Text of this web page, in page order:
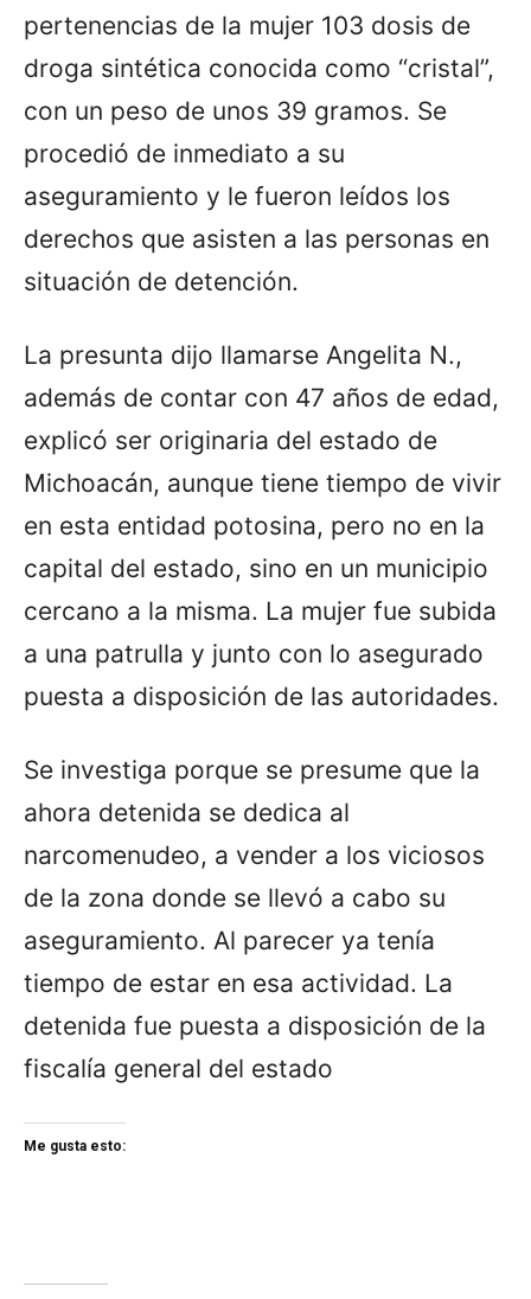
pertenencias de la mujer 103 dosis de
droga sintética conocida como “cristal”,
con un peso de unos 39 gramos. Se
procedió de inmediato a su
aseguramiento y le fueron leídos los
derechos que asisten a las personas en
situación de detención.
La presunta dijo llamarse Angelita N.,
además de contar con 47 años de edad,
explicó ser originaria del estado de
Michoacán, aunque tiene tiempo de vivir
en esta entidad potosina, pero no en la
capital del estado, sino en un municipio
cercano a la misma. La mujer fue subida
a una patrulla y junto con lo asegurado
puesta a disposición de las autoridades.
Se investiga porque se presume que la
ahora detenida se dedica al
narcomenudeo, a vender a los viciosos
de la zona donde se llevó a cabo su
aseguramiento. Al parecer ya tenía
tiempo de estar en esa actividad. La
detenida fue puesta a disposición de la
fiscalía general del estado
Me gusta esto: